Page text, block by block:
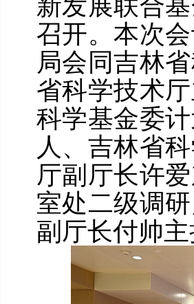
新发展联合
召开。本次
局会同吉林
省科学技术
科学基金委
人、吉林省
厅副厅长许
室处二级调
副厅长付帅主